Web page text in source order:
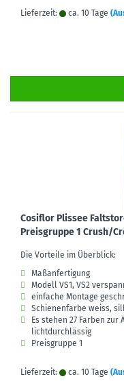
Lieferzeit: ca. 10 Tage
Cosiflor Plissee
Preisgruppe 1 Crush/
Die Vorteile im Überblick:
Maßanfertigung
Modell VS1, VS2
einfache Montage
Schienenfarbe weiss,
Es stehen 27 Farben zur
lichtdurchlässig
Preisgruppe 1
Lieferzeit: ca. 10 Tage